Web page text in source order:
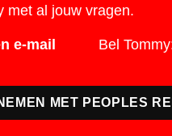
met al jouw vragen.
e-mail Bel
MET PEOPLES